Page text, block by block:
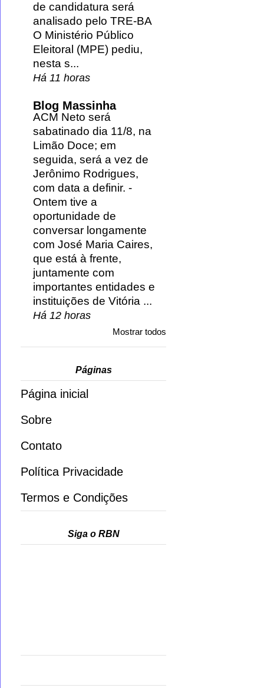
de candidatura será
analisado pelo TRE-BA
O Ministério Público
Eleitoral (MPE) pediu,
nesta s...
Há 11 horas
Blog Massinha
ACM Neto será
sabatinado dia 11/8, na
Limão Doce; em
seguida, será a vez de
Jerônimo Rodrigues,
com data a definir. -
Ontem tive a
oportunidade de
conversar longamente
com José Maria Caires,
que está à frente,
juntamente com
importantes entidades e
instituições de Vitória ...
Há 12 horas
Mostrar todos
Páginas
Página inicial
Sobre
Contato
Política Privacidade
Termos e Condições
Siga o RBN